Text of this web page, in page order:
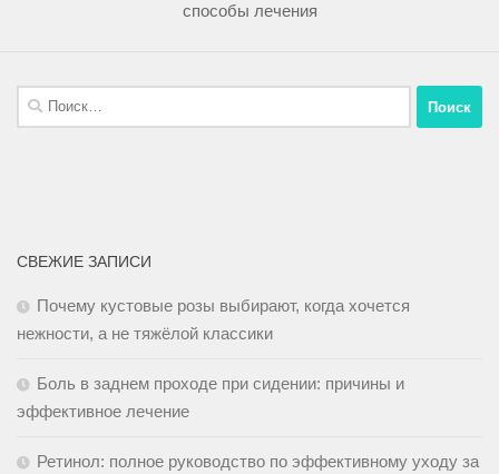
способы лечения
СВЕЖИЕ ЗАПИСИ
Почему кустовые розы выбирают, когда хочется
нежности, а не тяжёлой классики
Боль в заднем проходе при сидении: причины и
эффективное лечение
Ретинол: полное руководство по эффективному уходу за